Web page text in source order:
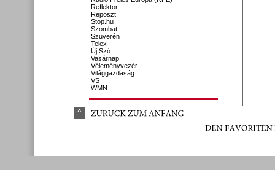
Reflektor
Reposzt
Stop.hu
Szombat
Szuverén
Telex
Új Szó
Vasárnap
Véleményvezér
Világgazdaság
VS
WMN
^ ZURÜCK ZUM ANFANG
DEN FAVORITEN